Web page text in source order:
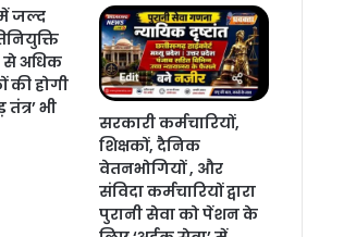
में जल्द
से अधिक
की होगी
भी
सरकारी कर्मचारियों,
शिक्षकों, दैनिक
वेतनभोगियों , और
संविदा कर्मचारियों द्वारा
पुरानी सेवा को पेंशन के